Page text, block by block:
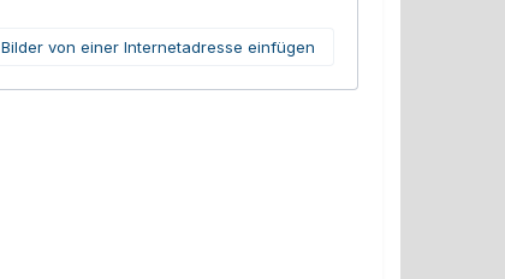
Bilder von einer Internetadresse einfügen